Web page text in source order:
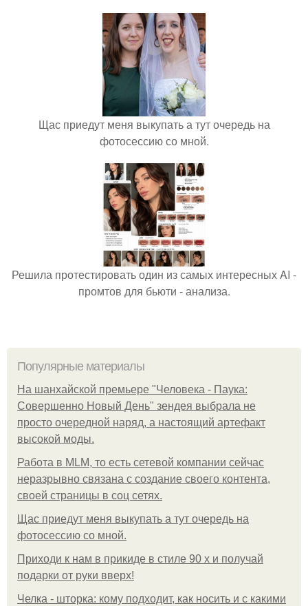
Щас приедут меня выкупать а тут очередь на
фотосессию со мной.
Решила протестировать один из самых интересных AI -
промтов для бьюти - анализа.
Популярные материалы
На шанхайской премьере "Человека - Паука:
Совершенно Новый День" зендея выбрала не
просто очередной наряд, а настоящий артефакт
высокой моды.
Работа в MLM, то есть сетевой компании сейчас
неразрывно связана с создание своего контента,
своей страницы в соц сетях.
Щас приедут меня выкупать а тут очередь на
фотосессию со мной.
Приходи к нам в прикиде в стиле 90 х и получай
подарки от руки вверх!
Челка - шторка: кому подходит, как носить и с какими